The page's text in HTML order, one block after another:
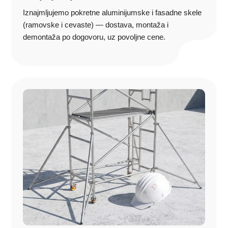
Kako da nas kontaktirate?
Ukoliko imate dodatna pitanja ili želite da iznajmite pokretnu ili
Iznajmljujemo pokretne aluminijumske i fasadne skele
(ramovske i cevaste) — dostava, montaža i
demontaža po dogovoru, uz povoljne cene.